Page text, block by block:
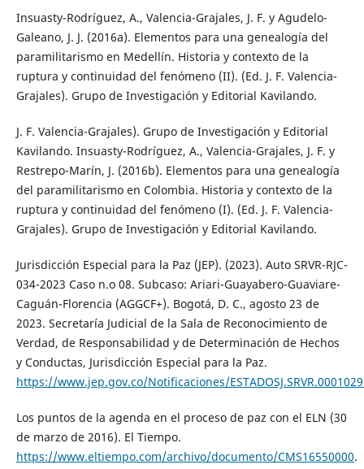
Insuasty-Rodríguez, A., Valencia-Grajales, J. F. y Agudelo-
Galeano, J. J. (2016a). Elementos para una genealogía del
paramilitarismo en Medellín. Historia y contexto de la
ruptura y continuidad del fenómeno (II). (Ed. J. F. Valencia-
Grajales). Grupo de Investigación y Editorial Kavilando.
J. F. Valencia-Grajales). Grupo de Investigación y Editorial
Kavilando. Insuasty-Rodríguez, A., Valencia-Grajales, J. F. y
Restrepo-Marín, J. (2016b). Elementos para una genealogía
del paramilitarismo en Colombia. Historia y contexto de la
ruptura y continuidad del fenómeno (I). (Ed. J. F. Valencia-
Grajales). Grupo de Investigación y Editorial Kavilando.
Jurisdicción Especial para la Paz (JEP). (2023). Auto SRVR-RJC-
034-2023 Caso n.o 08. Subcaso: Ariari-Guayabero-Guaviare-
Caguán-Florencia (AGGCF+). Bogotá, D. C., agosto 23 de
2023. Secretaría Judicial de la Sala de Reconocimiento de
Verdad, de Responsabilidad y de Determinación de Hechos
y Conductas, Jurisdicción Especial para la Paz.
https://www.jep.gov.co/Notificaciones/
Los puntos de la agenda en el proceso de paz con el ELN (30
de marzo de 2016). El Tiempo.
https://www.eltiempo.com/archivo/documento/CMS16550000.